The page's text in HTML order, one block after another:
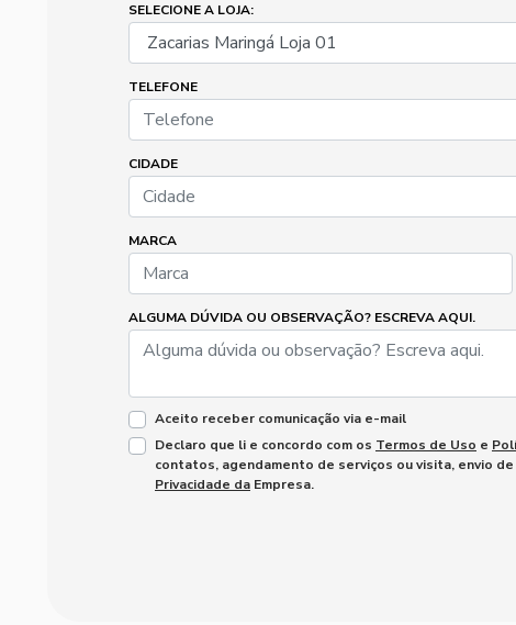
SELECIONE A LOJA:
TELEFONE
CIDADE
MARCA
ALGUMA DÚVIDA OU OBSERVAÇÃO? ESCREVA AQUI.
Aceito receber comunicação via e-mail
Declaro que li e concordo com os Termos de Uso e
contatos, agendamento de serviços ou visita, envio
Privacidade da Empresa.